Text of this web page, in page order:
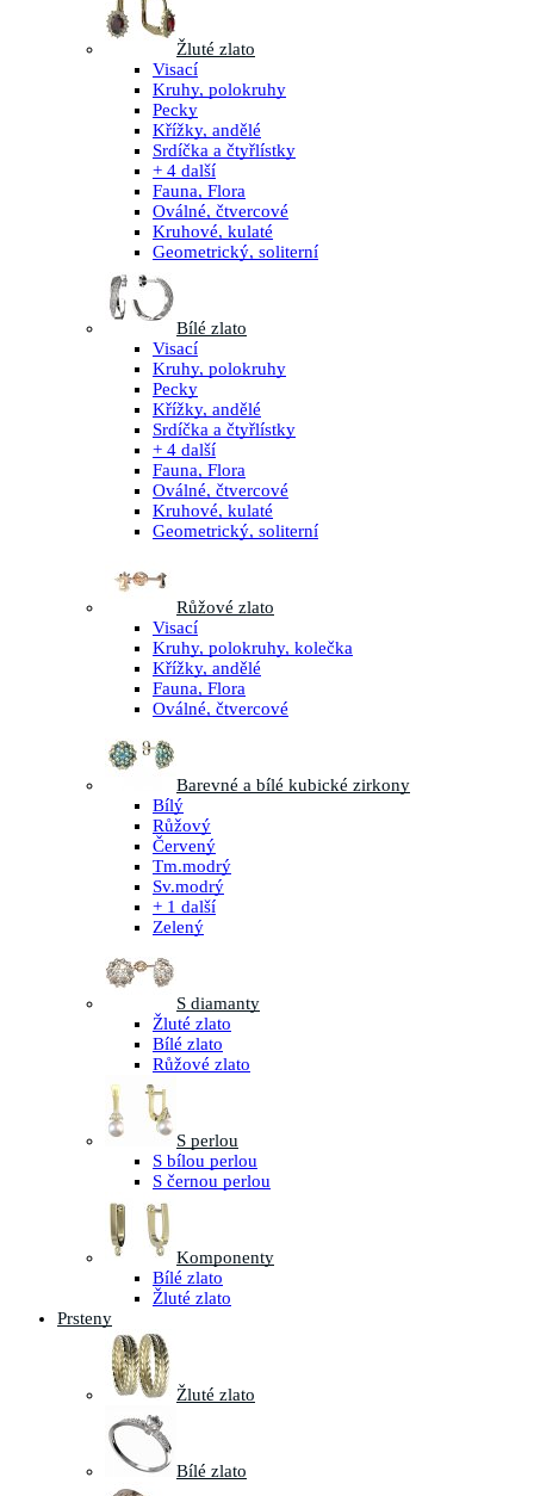
Žluté zlato
Visací
Kruhy, polokruhy
Pecky
Křížky, andělé
Srdíčka a čtyřlístky
+ 4 další
Fauna, Flora
Oválné, čtvercové
Kruhové, kulaté
Geometrický, soliterní
Bílé zlato
Visací
Kruhy, polokruhy
Pecky
Křížky, andělé
Srdíčka a čtyřlístky
+ 4 další
Fauna, Flora
Oválné, čtvercové
Kruhové, kulaté
Geometrický, soliterní
Růžové zlato
Visací
Kruhy, polokruhy, kolečka
Křížky, andělé
Fauna, Flora
Oválné, čtvercové
Barevné a bílé kubické zirkony
Bílý
Růžový
Červený
Tm.modrý
Sv.modrý
+ 1 další
Zelený
S diamanty
Žluté zlato
Bílé zlato
Růžové zlato
S perlou
S bílou perlou
S černou perlou
Komponenty
Bílé zlato
Žluté zlato
Prsteny
Žluté zlato
Bílé zlato